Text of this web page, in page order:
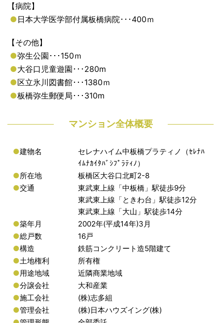
【病院】
●日本大学医学部付属板橋病院･･･400ｍ
【その他】
●弥生公園･･･150ｍ
●大谷口児童遊園･･･280m
●区立氷川図書館･･･1380ｍ
●板橋弥生郵便局･･･310m
マンション全体概要
●建物名
セレナハイム中板橋プラティノ（ｾﾚﾅﾊ
ｲﾑﾅｶｲﾀﾊﾞｼﾌﾟﾗﾃｨﾉ）
●所在地
板橋区大谷口北町2-8
●交通
東武東上線「中板橋」駅徒歩9分
東武東上線「ときわ台」駅徒歩12分
東武東上線「大山」駅徒歩14分
●築年月
2002年(平成14年)3月
●総戸数
16戸
●構造
鉄筋コンクリート造5階建て
●土地権利
所有権
●用途地域
近隣商業地域
●分譲会社
大和産業
●施工会社
(株)志多組
●管理会社
(株)日本ハウズイング(株)